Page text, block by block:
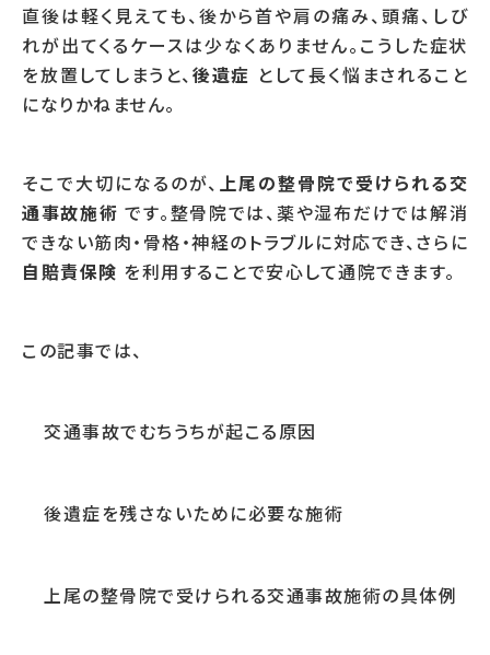
直後は軽く見えても、後から首や肩の痛み、頭痛、しび
れが出てくるケースは少なくありません。こうした症状
を放置してしまうと、後遺症 として長く悩まされること
になりかねません。
そこで大切になるのが、 上尾の整骨院で受けられる交
通事故施術 です。整骨院では、薬や湿布だけでは解消
できない筋肉・骨格・神経のトラブルに対応でき、さらに
自賠責保険 を利用することで安心して通院できます。
この記事では、
交通事故でむちうちが起こる原因
後遺症を残さないために必要な施術
上尾の整骨院で受けられる交通事故施術の具体例